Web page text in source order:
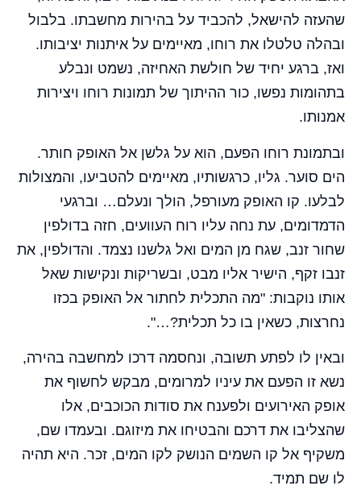
שהעזה להישאל, להכביד על בהירות מחשבתו. בלבול
ובהלה טלטלו את רוחו, מאיימים על איתנות יציבותו.
ואז, ברגע יחיד של חולשת האחיזה, נשמט ונבלע
בתהומות נפשו, כור ההיתוך של תמונות רוחו ויצירות
אמנותו.
ובתמונת רוחו הפעם, הוא על גלשן אל האופק חותר.
הים סוער. גליו, כרגשותיו, מאיימים להטביעו, והמצולות
לבלעו. קו האופק מעורפל, הולך ונעלם… וברגעי
הדמדומים, עת נחה עליו רוח העוועים, חזה בדולפין
שחור זנב, שגח מן המים ואל גלשנו נצמד. והדולפין, את
זנבו זקף, הישיר אליו מבט, ובשריקות ונקישות שאל
אותו נוקבות: "מה התכלית לחתור אל האופק בכזו
נחרצות, כשאין בו כל תכלית?…".
ובאין לו לפתע תשובה, ונחסמה דרכו למחשבה בהירה,
נשא זו הפעם את עיניו למרומים, מבקש לחשוף את
אופק האירועים ולפענח את סודות הכוכבים, אלו
שהצליבו את דרכם והבטיחו את מיזוגם. ובעמדו שם,
משקיף אל קו השמים הנושק לקו המים, זכר. היא תהיה
לו שם תמיד.